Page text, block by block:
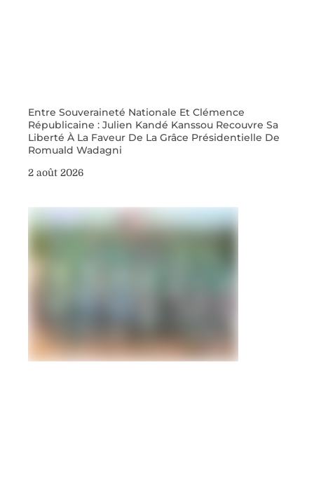
Entre Souveraineté Nationale Et Clémence
Républicaine : Julien Kandé Kanssou Recouvre Sa
Liberté À La Faveur De La Grâce Présidentielle De
Romuald Wadagni
2 août 2026